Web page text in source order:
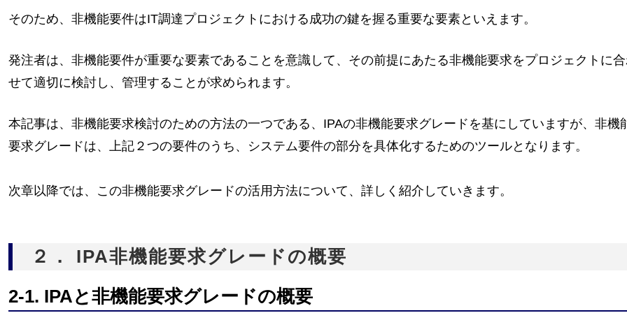
そのため、非機能要件はIT調達プロジェクトにおける成功の鍵を握る重要な要素といえます。
発注者は、非機能要件が重要な要素であることを意識して、その前提にあたる非機能要求をプロジェクトに
せて適切に検討し、管理することが求められます。
本記事は、非機能要求検討のための方法の一つである、IPAの非機能要求グレードを基にしていますが、非機
要求グレードは、上記２つの要件のうち、システム要件の部分を具体化するためのツールとなります。
次章以降では、この非機能要求グレードの活用方法について、詳しく紹介していきます。
２． IPA非機能要求グレードの概要
2-1. IPAと非機能要求グレードの概要